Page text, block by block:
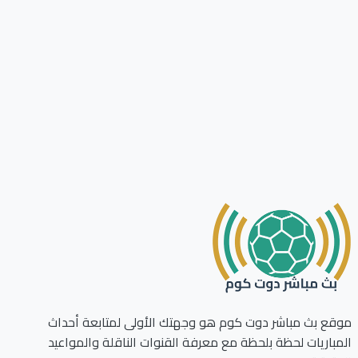
بث مباشر دوت كوم هو وجهتك الأولى لمتابعة أحداث
لحظة بلحظة مع معرفة القنوات الناقلة والمواعيد